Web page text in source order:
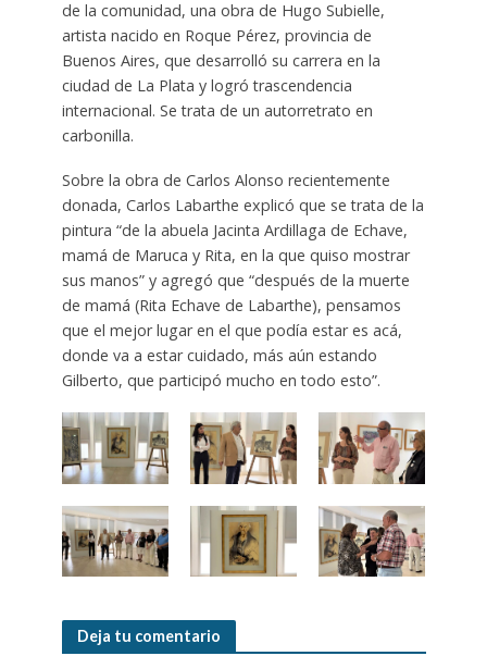
de la comunidad, una obra de Hugo Subielle,
artista nacido en Roque Pérez, provincia de
Buenos Aires, que desarrolló su carrera en la
ciudad de La Plata y logró trascendencia
internacional. Se trata de un autorretrato en
carbonilla.
Sobre la obra de Carlos Alonso recientemente
donada, Carlos Labarthe explicó que se trata de la
pintura “de la abuela Jacinta Ardillaga de Echave,
mamá de Maruca y Rita, en la que quiso mostrar
sus manos” y agregó que “después de la muerte
de mamá (Rita Echave de Labarthe), pensamos
que el mejor lugar en el que podía estar es acá,
donde va a estar cuidado, más aún estando
Gilberto, que participó mucho en todo esto”.
Deja tu comentario